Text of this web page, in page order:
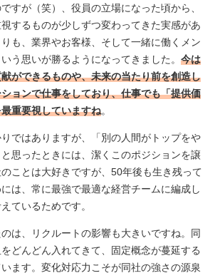
すが（笑）、役員の立場になった頃から、
するものが少しずつ変わってきた実感があ
も、業界やお客様、そして一緒に働くメン
う思いが勝るようになってきました。 今は
ができるものや、未来の当たり前を創造し
ョンで仕事をしており、仕事でも「提供価
重要視していますね。
ではありますが、「別の人間がトップをや
思ったときには、潔くこのポジションを譲
ことは大好きですが、50年後も生き残って
は、常に最強で最適な経営チームに編成し
ているためです。
は、リクルートの影響も大きいですね。同
どんどん入れてきて、固定概念が蔓延する
ます。変化対応力こそが同社の強さの源泉